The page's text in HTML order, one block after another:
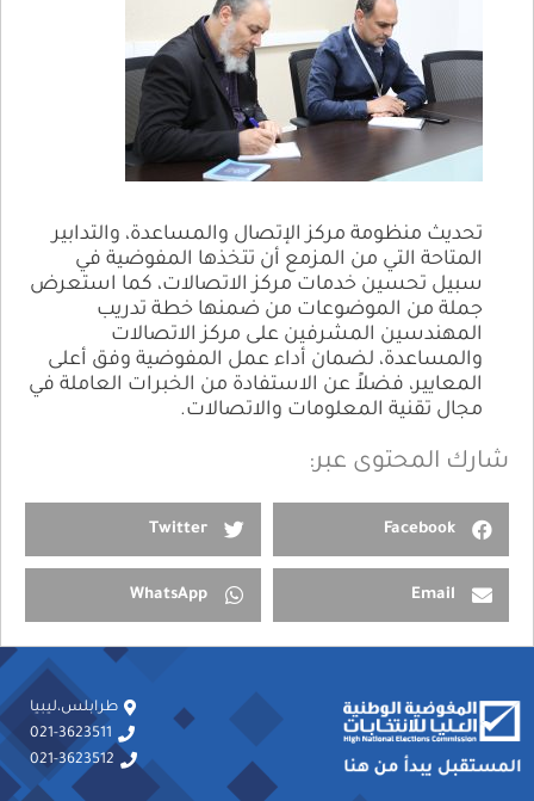
تحديث منظومة مركز الإتصال والمساعدة، والتدابير
المتاحة التي من المزمع أن تتخذها المفوضية في
سبيل تحسين خدمات مركز الاتصالات، كما استعرض
جملة من الموضوعات من ضمنها خطة تدريب
المهندسين المشرفين على مركز الاتصالات
والمساعدة، لضمان أداء عمل المفوضية وفق أعلى
المعايير، فضلاً عن الاستفادة من الخبرات العاملة في
مجال تقنية المعلومات والاتصالات.
شارك المحتوى عبر:
Facebook
Twitter
Email
WhatsApp
طرابلس،ليبيا
021-3623511
021-3623512